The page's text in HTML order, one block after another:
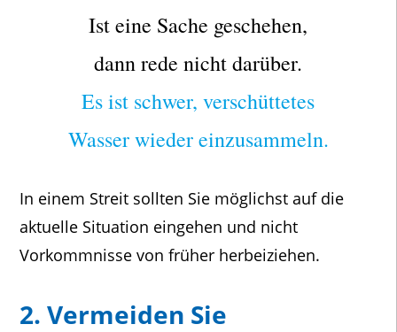
Ist eine Sache geschehen,
dann rede nicht darüber.
Es ist schwer, verschüttetes
Wasser wieder einzusammeln.
In einem Streit sollten Sie möglichst auf die
aktuelle Situation eingehen und nicht
Vorkommnisse von früher herbeiziehen.
2. Vermeiden Sie